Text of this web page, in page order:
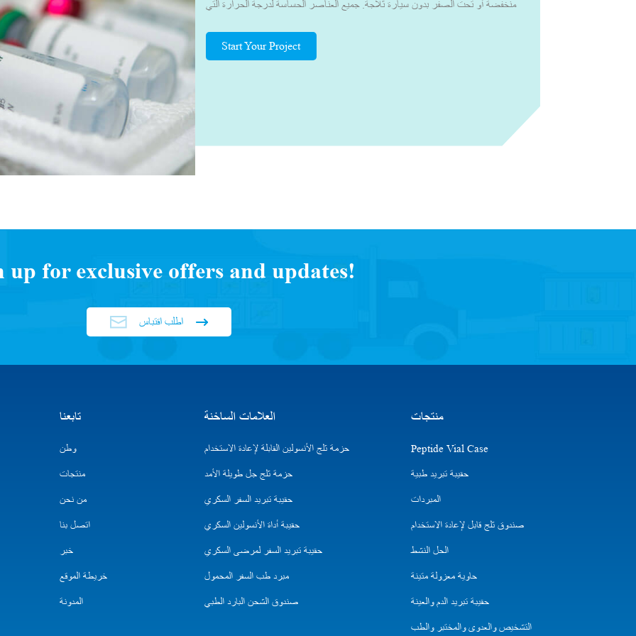
منخفضة أو تحت الصفر بدون سيارة ثلاجة. جميع العناصر الحساسة لدرجة الحرارة التي
2 إلى 8 درجات مئوية أو درجات الحرارة الأخرى ذات الصلة. بفضل معرفتنا في مجال
أنظمة التبريد النشطة والسلبية، يمكننا تصميم حلول مناسبة. وهذا يضمن النقل الآمن
Start Your Project
up for exclusive offers and updates!
اطلب اقتباس
تابعنا
وطن
منتجات
من نحن
اتصل بنا
خبر
خريطة الموقع
المدونة
العلامات الساخنة
حزمة ثلج الأنسولين القابلة لإعادة الاستخدام
حزمة ثلج جل طويلة الأمد
حقيبة تبريد السفر السكري
حقيبة أداة الأنسولين السكري
حقيبة تبريد السفر لمرضى السكري
مبرد طب السفر المحمول
صندوق الشحن البارد الطبي
منتجات
Peptide Vial Case
حقيبة تبريد طبية
المبردات
صندوق ثلج قابل لإعادة الاستخدام
الحل النشط
حاوية معزولة متينة
حقيبة تبريد الدم والعينة
التشخيص والعدوى والمختبر والطب